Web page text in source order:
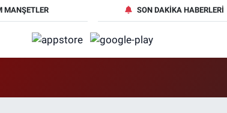
MANŞETLER SON DAKIKA HABERLERI